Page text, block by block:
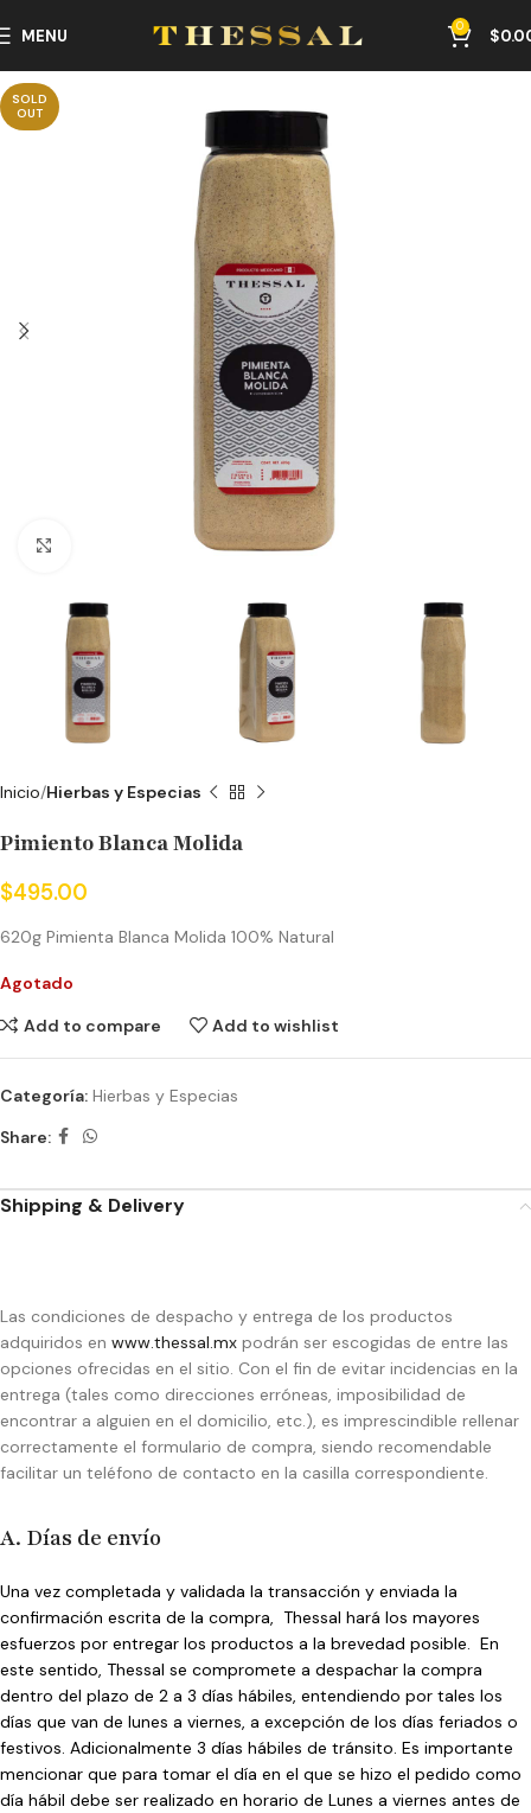
MENU 0 $
SOLD
OUT
Inicio Hierbas y Especias
Pimiento Blanca Molida
$495.00
620g Pimienta Blanca Molida 100% Natural
Agotado
Add to compare
Add to wishlist
Categoría: Hierbas y Especias
Share:
Shipping & Delivery
Las condiciones de despacho y entrega de los productos
adquiridos en www.thessal.mx podrán ser escogidas de entre las
opciones ofrecidas en el sitio. Con el fin de evitar incidencias en la
entrega (tales como direcciones erróneas, imposibilidad de
encontrar a alguien en el domicilio, etc.), es imprescindible rellenar
correctamente el formulario de compra, siendo recomendable
facilitar un teléfono de contacto en la casilla correspondiente.
A. Días de envío
Una vez completada y validada la transacción y enviada la
confirmación escrita de la compra, Thessal hará los mayores
esfuerzos por entregar los productos a la brevedad posible. En
este sentido, Thessal se compromete a despachar la compra
dentro del plazo de 2 a 3 días hábiles, entendiendo por tales los
días que van de lunes a viernes, a excepción de los días feriados o
festivos. Adicionalmente 3 días hábiles de tránsito. Es importante
mencionar que para tomar el día en el que se hizo el pedido como
día hábil debe ser realizado en horario de Lunes a viernes antes de